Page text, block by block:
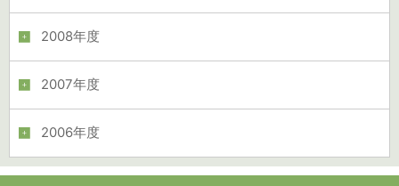
2008年度
2007年度
2006年度